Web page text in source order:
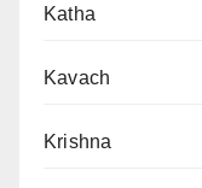
Katha
Kavach
Krishna